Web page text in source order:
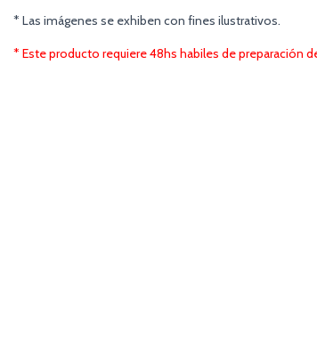
* Las imágenes se exhiben con fines ilustrativos.
* Este producto requiere 48hs habiles de preparación